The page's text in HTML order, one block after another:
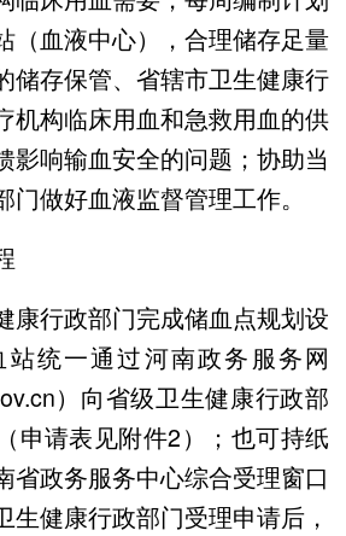
（血液中心），合理储存足量
储存保管、省辖市卫生健康行
机构临床用血和急救用血的供
影响输血安全的问题；协助当
做好血液监督管理工作。
行政部门完成储血点规划设
统一通过河南政务服务网
）向省级卫生健康行政部
申请表见附件2）；也可持纸
省政务服务中心综合受理窗口
生健康行政部门受理申请后，